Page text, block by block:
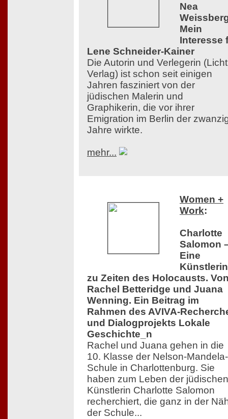
Nea
Mein
Interesse
Lene Schneider-Kainer
Die Autorin und Verlegerin
Verlag) ist schon seit einigen
Jahren fasziniert von der
jüdischen Malerin und
Graphikerin, die vor ihrer
Emigration im Berlin der
Jahre wirkte.
mehr...
Women +
Work:
Charlotte
Salomon
Eine
Künstlerin
zu Zeiten des Holocausts.
Rachel Betteridge und Juana
Wenning. Ein Beitrag im
Rahmen des AVIVA-
und Dialogprojekts Lokale
Geschichte_n
Rachel und Juana gehen in die
10. Klasse der Nelson-Mandela-
Schule in Charlottenburg. Sie
haben zum Leben der jüdischen
Künstlerin Charlotte Salomon
recherchiert, die ganz in der
der Schule...